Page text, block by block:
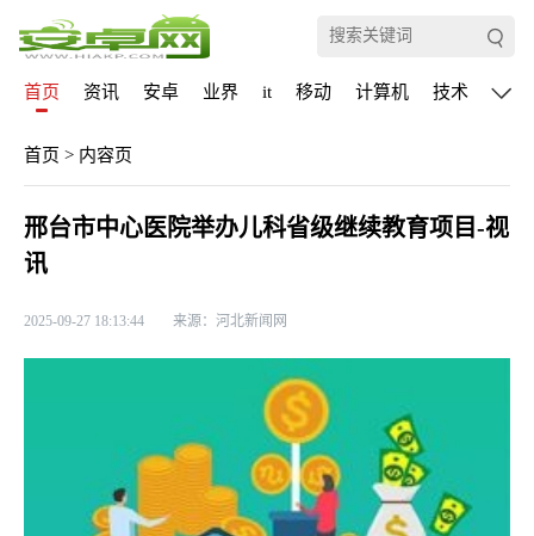
首页 资讯 安卓 业界 it 移动 计算机 技术 通信
首页 > 内容页
邢台市中心医院举办儿科省级继续教育项目-视
讯
2025-09-27 18:13:44 来源：河北新闻网